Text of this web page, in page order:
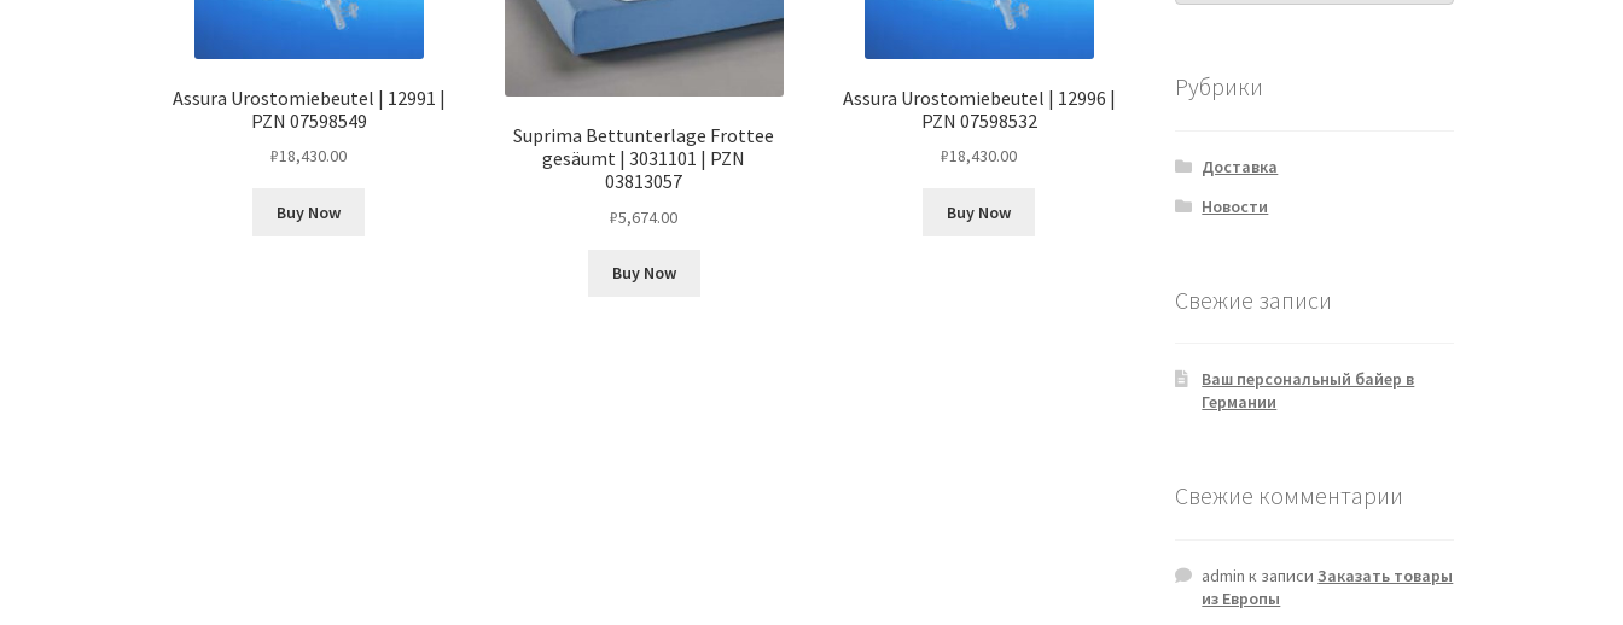
Assura Urostomiebeutel | 12991 |
PZN 07598549
₽18,430.00
Buy Now
Suprima Bettunterlage Frottee
gesäumt | 3031101 | PZN
03813057
₽5,674.00
Buy Now
Assura Urostomiebeutel | 12996 |
PZN 07598532
₽18,430.00
Buy Now
Рубрики
Доставка
Новости
Свежие записи
Ваш персональный байер в
Германии
Свежие комментарии
admin к записиЗаказать товары
из Европы